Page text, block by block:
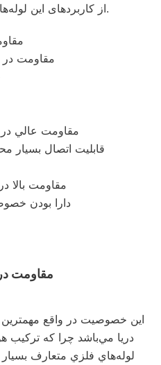
از کاربردهای این لوله‌ها میتوان مزایای بسیاری نام برد.
مقاومت در
مقاومت عالي در
قابليت اتصال بسيار
مقاومت بالا
دارا بودن
1- مقاومت
اين خصوصيت در واقع مهمترين
دريا مي‌باشد چرا كه تركيب
لوله‌هاي فلزي متعارف